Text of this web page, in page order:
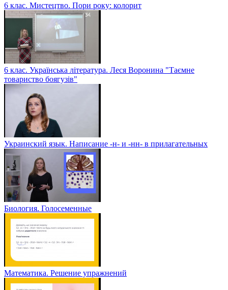
6 клас. Мистецтво. Пори року: колорит
6 клас. Українська література. Леся Воронина "Таємне
товариство боягузів"
Украинский язык. Написание -н- и -нн- в прилагательных
Биология. Голосеменные
Математика. Решение упражнений